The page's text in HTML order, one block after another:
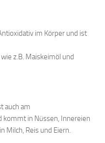
im Körper und ist
z.B. Maiskeimöl und
auch am
in Nüssen, Innereien
Milch, Reis und Eiern.